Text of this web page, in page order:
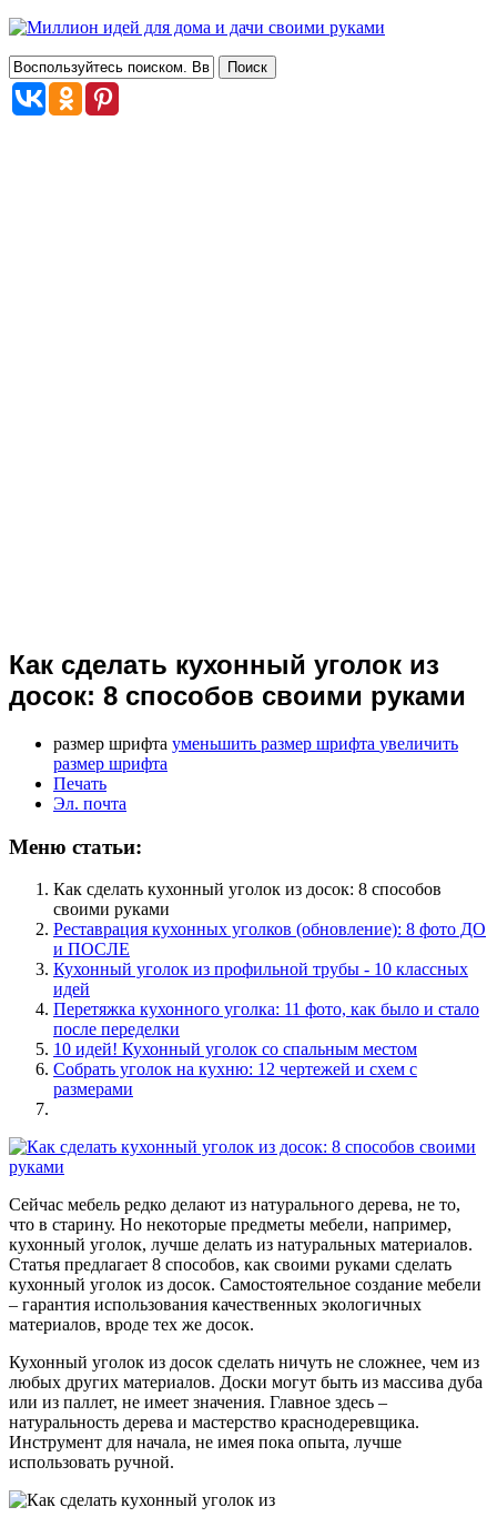
Как сделать кухонный уголок из
досок: 8 способов своими руками
размер шрифта уменьшить размер шрифта увеличить
размер шрифта
Печать
Эл. почта
Меню статьи:
Как сделать кухонный уголок из досок: 8 способов
своими руками
Реставрация кухонных уголков (обновление): 8 фото ДО
и ПОСЛЕ
Кухонный уголок из профильной трубы - 10 классных
идей
Перетяжка кухонного уголка: 11 фото, как было и стало
после переделки
10 идей! Кухонный уголок со спальным местом
Собрать уголок на кухню: 12 чертежей и схем с
размерами
Сейчас мебель редко делают из натурального дерева, не то,
что в старину. Но некоторые предметы мебели, например,
кухонный уголок, лучше делать из натуральных материалов.
Статья предлагает 8 способов, как своими руками сделать
кухонный уголок из досок. Самостоятельное создание мебели
– гарантия использования качественных экологичных
материалов, вроде тех же досок.
Кухонный уголок из досок сделать ничуть не сложнее, чем из
любых других материалов. Доски могут быть из массива дуба
или из паллет, не имеет значения. Главное здесь –
натуральность дерева и мастерство краснодеревщика.
Инструмент для начала, не имея пока опыта, лучше
использовать ручной.